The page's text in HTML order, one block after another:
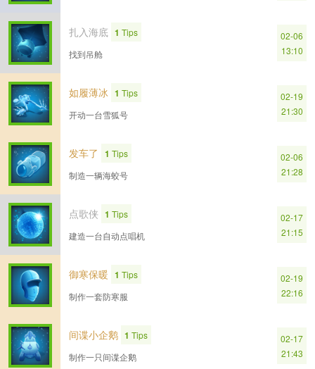
扎入海底 1 Tips
找到吊舱
02-06
13:10
如履薄冰 1 Tips
开动一台雪狐号
02-19
21:30
发车了 1 Tips
制造一辆海蛟号
02-06
21:28
点歌侠 1 Tips
建造一台自动点唱机
02-17
21:15
御寒保暖 1 Tips
制作一套防寒服
02-19
22:16
间谍小企鹅 1 Tips
制作一只间谍企鹅
02-17
21:43